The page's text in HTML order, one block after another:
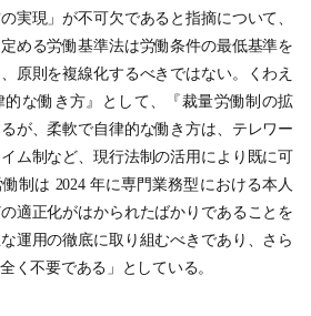
実現」が不可欠であると指摘について、
定める労働基準法は労働条件の最低基準を
原則を複線化するべきではない。くわえ
的な働き方』として、『裁量労働制の拡
が、柔軟で自律的な働き方は、テレワー
ム制など、現行法制の活用により既に可
制は 2024 年に専門業務型における本人
適正化がはかられたばかりであることを
運用の徹底に取り組むべきであり、さら
く不要である」としている。